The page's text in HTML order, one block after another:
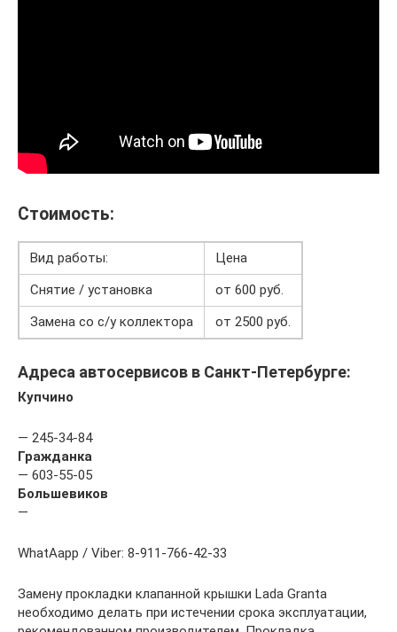
Стоимость:
Вид работы:
Цена
Снятие / установка
от 600 руб.
Замена со с/у коллектора
от 2500 руб.
Адреса автосервисов в Санкт-Петербурге:
Купчино
— 245-34-84
Гражданка
— 603-55-05
Большевиков
—
WhatAapp / Viber: 8-911-766-42-33
Замену прокладки клапанной крышки Lada Granta
необходимо делать при истечении срока эксплуатации,